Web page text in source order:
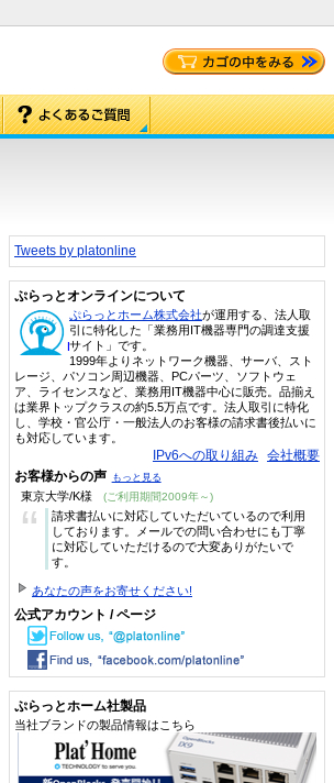
Tweets by platonline
ぷらっとオンラインについて
ぷらっとホーム株式会社が運用する、法人取
引に特化した「業務用IT機器専門の調達支援
サイト」です。
1999年よりネットワーク機器、サーバ、スト
レージ、パソコン周辺機器、PCパーツ、ソフトウェ
ア、ライセンスなど、業務用IT機器中心に販売。品揃え
は業界トップクラスの約5.5万点です。法人取引に特化
し、学校・官公庁・一般法人のお客様の請求書後払いに
も対応しています。
IPv6への取り組み 会社概要
お客様からの声 もっと見る
東京大学/K様 (ご利用期間2009年～)
“
請求書払いに対応していただいているので利用
しております。メールでの問い合わせにも丁寧
に対応していただけるので大変ありがたいで
す。
あなたの声をお寄せください!
公式アカウント / ページ
ぷらっとホーム社製品
当社ブランドの製品情報はこちら